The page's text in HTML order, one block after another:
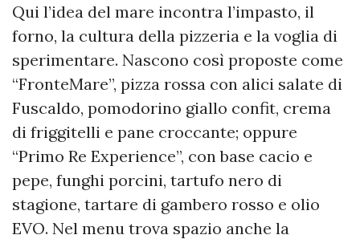
Qui l’idea del mare incontra l’impasto, il
forno, la cultura della pizzeria e la voglia di
sperimentare. Nascono così proposte come
“FronteMare”, pizza rossa con alici salate di
Fuscaldo, pomodorino giallo confit, crema
di friggitelli e pane croccante; oppure
“Primo Re Experience”, con base cacio e
pepe, funghi porcini, tartufo nero di
stagione, tartare di gambero rosso e olio
EVO. Nel menu trova spazio anche la